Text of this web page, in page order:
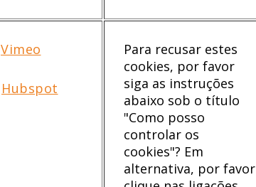
Vimeo
Hubspot
Para recusar estes
cookies, por favor
siga as instruções
abaixo sob o título
"Como posso
controlar os
cookies"? Em
alternativa, por favor